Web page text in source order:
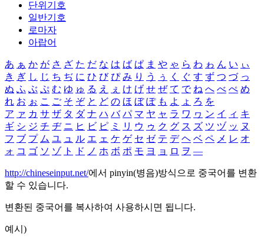
단위기호
일반기호
로마자
아랍어
あ ぁ か が さ ざ た だ な は ば ぱ ま や ゃ ら わ ゎ ん い ぃ
き ぎ し じ ち ぢ に ひ び ぴ み り う ぅ く ぐ す ず つ づ っ
ぬ ふ ぶ ぷ む ゆ ゅ る え ぇ け げ せ ぜ て で ね へ べ ぺ め
れ お ぉ こ ご そ ぞ と ど の ほ ぼ ぽ も よ ょ ろ を
ア ァ カ サ ザ タ ダ ナ ハ バ パ マ ヤ ャ ラ ワ ヮ ン イ ィ キ
ギ シ ジ チ ヂ ニ ヒ ビ ピ ミ リ ウ ゥ ク グ ス ズ ツ ヅ ッ ヌ
フ ブ プ ム ユ ュ ル エ ェ ケ ゲ セ ゼ テ デ ヘ ベ ペ メ レ オ
ォ コ ゴ ソ ゾ ト ド ノ ホ ボ ポ モ ヨ ョ ロ ヲ ―
http://chineseinput.net/에서 pinyin(병음)방식으로 중국어를 변환
할 수 있습니다.
변환된 중국어를 복사하여 사용하시면 됩니다.
예시)